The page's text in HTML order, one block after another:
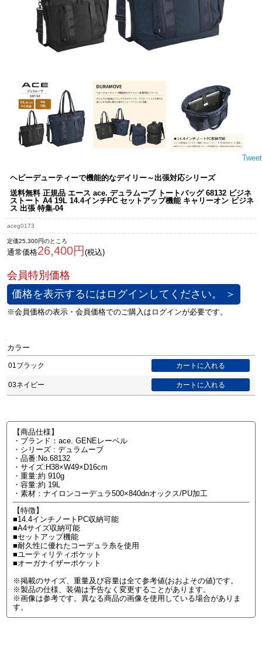
Tweet
ヘビーデューティーで機能的なデイリー～出張対応シリーズ
送料無料 正規品 エース ace. デュラムーブ トートバッグ 68132 ビジネ
ストート A4 19L 14.4インチPC セットアップ機能 キャリーオン ビジネ
ス 出張 特集-04
aceg0173
定価25,300円のところ
通常価格26,400円 (税込)
価格を表示するにはログインしてください。 ＞
カラー
01ブラック
03ネイビー
【商品仕様】
・ブランド：ace. GENEレーベル
・シリーズ : デュラムーブ
・品番:No.68132
・サイズ:H38×W49×D16cm
・重量:約 910g
・容量:約 19L
・素材：ナイロンコーデュラ500×840dnオックス/PU加工
【特徴】
■14.4インチノートPC収納可能
■A4サイズ収納可能
■セットアップ機能
■耐久性に優れたコーデュラ糸を使用
■ユーティリティポケット
■オーガナイザーポケット
※掲載のサイズ、重量及び容量は全て参考値(おおよその値)です。
※製品の仕様、装備は予告なく変更することがあります。
※画像は参考です。異なる商品の画像を使用している場合がありま
す。